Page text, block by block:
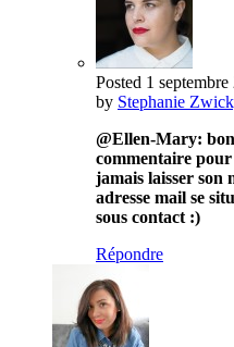
Posted 1 septembre
by Stephanie
@Ellen-Mary:
commentaire pour
jamais laisser son
adresse mail se
sous contact :)
Répondre